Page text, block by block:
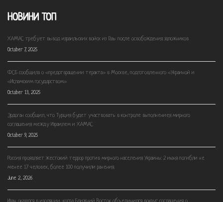
НОВИНИ ТОП
ХАМАС требует вывод израильских войск из Газы после освобождения заложников
October 7, 2025
ФСБ сообщила о «предотвращении теракта» в Москве, подготовленного «Украиной и
«Исламским государством»
October 13, 2025
Эрдоган сообщил, что Турция будет участвовать в контроле выполнениея мирного
соглашения между Израилем и ХАМАС
October 9, 2025
Россия проявляет жестокий террор против мирного населения Украины: 2 июня погибли не
менее 17 человек, более 100 получили ранения.
June 2, 2026